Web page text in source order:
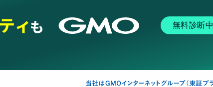
無料診断中